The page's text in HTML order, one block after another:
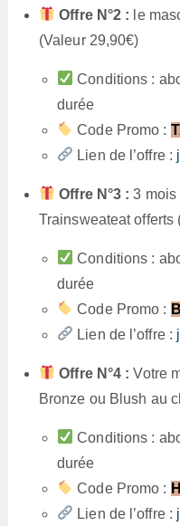
Offre N°2 : le
(Valeur 29,90€)
Conditions :
durée
Code Promo :
Lien de l’offre :
Offre N°3 : 3 mois
Trainsweateat offerts
Conditions :
durée
Code Promo :
Lien de l’offre :
Offre N°4 : Votre
Bronze ou Blush au
Conditions :
durée
Code Promo :
Lien de l’offre :